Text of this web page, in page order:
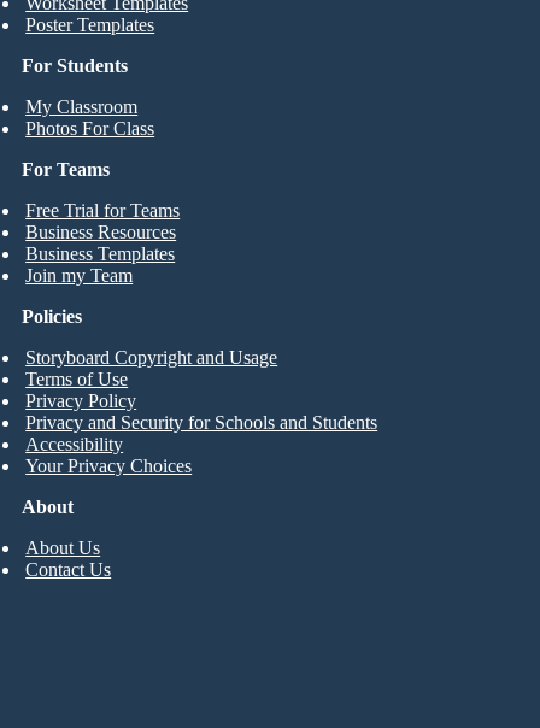
For Students
My Classroom
Photos For Class
Poster Templates
For Teams
Free Trial for Teams
Business Resources
Business Templates
Join my Team
About
About Us
Contact Us
Policies
Storyboard Copyright and Usage
Terms of Use
Privacy Policy
Privacy and Security for Schools and Students
Accessibility
Your Privacy Choices